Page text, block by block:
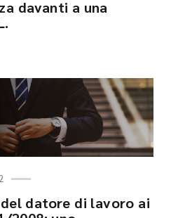
davanti a una
datore di lavoro ai